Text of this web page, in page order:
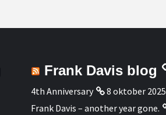
Frank Davis blog
4th Anniversary
8 oktober 2025
Frank Davis – another year gone.